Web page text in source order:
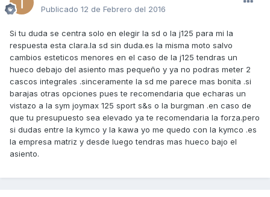
Publicado 12 de Febrero del 2016
Si tu duda se centra solo en elegir la sd o la j125 para mi la
respuesta esta clara.la sd sin duda.es la misma moto salvo
cambios esteticos menores en el caso de la j125 tendras un
hueco debajo del asiento mas pequeño y ya no podras meter 2
cascos integrales .sinceramente la sd me parece mas bonita .si
barajas otras opciones pues te recomendaria que echaras un
vistazo a la sym joymax 125 sport s&s o la burgman .en caso de
que tu presupuesto sea elevado ya te recomendaria la forza.pero
si dudas entre la kymco y la kawa yo me quedo con la kymco .es
la empresa matriz y desde luego tendras mas hueco bajo el
asiento.